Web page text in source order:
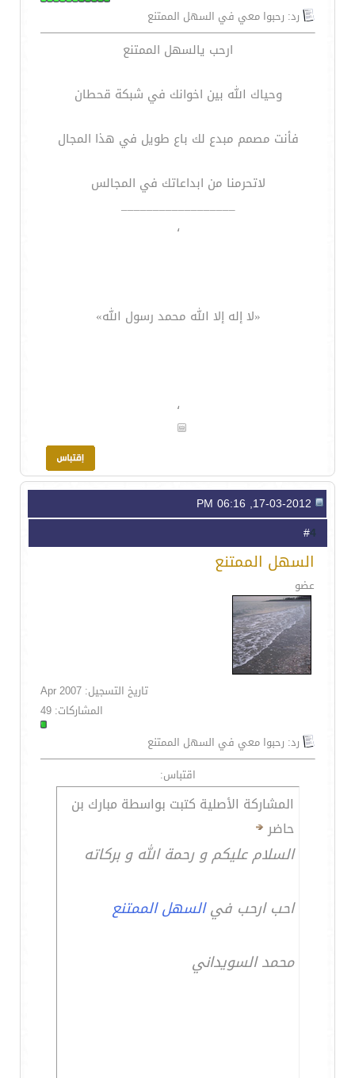
رد: رحبوا معي في السهل الممتنع
ارحب يالسهل الممتنع
وحياك الله بين اخوانك في شبكة قحطان
فأنت مصمم مبدع لك باع طويل في هذا المجال
لاتحرمنا من ابداعاتك في المجالس
__________________
،
«لا إله إلا الله محمد رسول الله»
،
4
السهل الممتنع
عضو
تاريخ التسجيل: Apr 2007
المشاركات: 49
رد: رحبوا معي في السهل الممتنع
اقتباس:
المشاركة الأصلية كتبت بواسطة مبارك بن
حاضر
السلام عليكم و رحمة الله و بركاته
احب ارحب فيالسهل الممتنع
محمد السويداني